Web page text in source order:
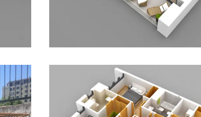
Edificio Lúmina
2 JUNIO, 2015
EDIFICIO LÚMINA INFOGRAFÍAS